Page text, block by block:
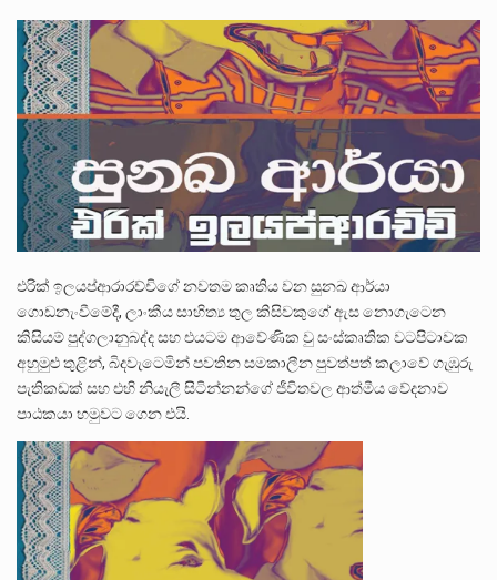
2011 වසරේදී දේශපාලන හා මානව හිමිකම් ක්‍රියාකාරීන් වන ලලිත්කුමාර් වීරරාජ් සහ කුගන් මුරුගානන්දන් යාපනයේදී අතුරුදන්…
ගොවියන්ගේ ප්‍රශ්න, ධීවරයන්ගේ ප්‍රශ්න, සෞඛය ප්‍රශ්න, වැටු ප්‍ර්ශ්න, රැකියා විරහිත ප්‍රශ්න මේ සියලු ප්‍රශ්නවලට තනි…
එරික් ඉලයප්ආරාරච්චිගේ නවතම කෘතිය වන සුනඛ ආර්යා
ගොඩනැංවීමේදී, ලාංකීය සාහිත්‍ය තුල කිසිවකුගේ ඇස නොගැටෙන
කිසියම් පුද්ගලානුබද්ද සහ එයටම ආවේණික වු සංස්කෘතික වටපිටාවක
අහුමුළු තුළින්, බිදවැටෙමින් පවතින සමකාලීන පුවත්පත් කලාවේ ගැඹුරු
පැතිකඩක් සහ එහි නියැලී සිටින්නන්ගේ ජීවිතවල ආත්මීය වේදනාව
පාඨකයා හමුවට ගෙන එයි.